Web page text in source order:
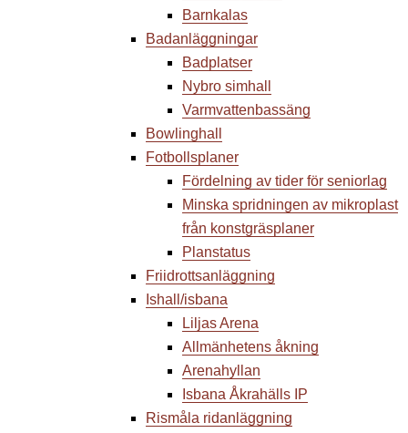
Barnkalas
Badanläggningar
Badplatser
Nybro simhall
Varmvattenbassäng
Bowlinghall
Fotbollsplaner
Fördelning av tider för seniorlag
Minska spridningen av mikroplast
från konstgräsplaner
Planstatus
Friidrottsanläggning
Ishall/isbana
Liljas Arena
Allmänhetens åkning
Arenahyllan
Isbana Åkrahälls IP
Rismåla ridanläggning